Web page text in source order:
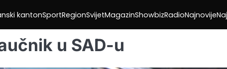
kantonSportRegionSvijetMagazinShowbizRadioNajnovije
u SAD-u